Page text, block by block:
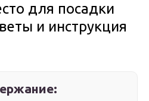
для посадки
и инструкция